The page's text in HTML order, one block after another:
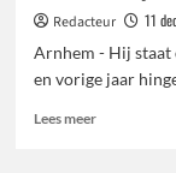
Redacteur
11
Arnhem - Hij staat
en vorige jaar
Lees meerLees